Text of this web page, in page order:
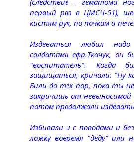
первый раз в ЦМСЧ-51),
кистям рук, по почкам и
Издеваться любил
солдатами ефр.Ткачук, он
"воспитатель". Когда
защищаться, кричали: "Ну-
Били до тех пор, пока ты
закричишь от невыносимой
потом продолжали
Избивали и с поводами и
ложку вовремя "деду" или